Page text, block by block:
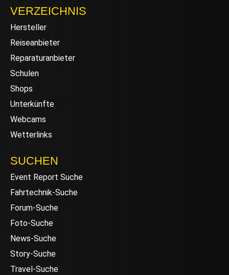
VERZEICHNIS
Hersteller
Reiseanbieter
Reparaturanbieter
Schulen
Shops
Unterkünfte
Webcams
Wetterlinks
SUCHEN
Event Report Suche
Fahrtechnik-Suche
Forum-Suche
Foto-Suche
News-Suche
Story-Suche
Travel-Suche